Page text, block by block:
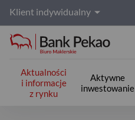
Klient indywidualny
Aktualności
i informacje
z rynku
Aktywne
inwestowanie